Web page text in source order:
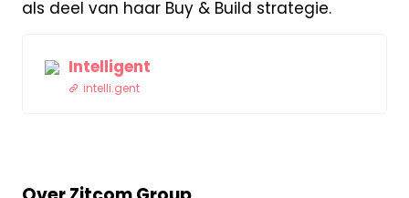
als deel van haar Buy & Build strategie.
Intelligent
intelli.gent